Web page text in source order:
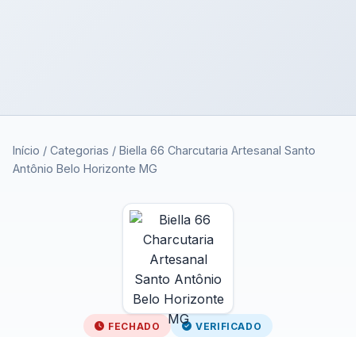
Início / Categorias / Biella 66 Charcutaria Artesanal Santo
Antônio Belo Horizonte MG
FECHADO VERIFICADO